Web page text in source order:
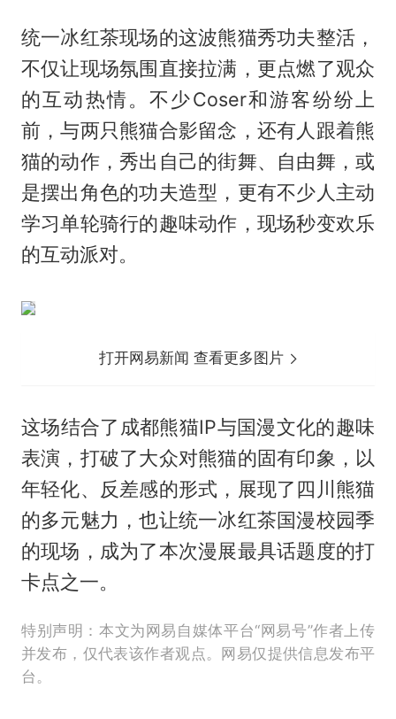
统一冰红茶现场的这波熊猫秀功夫整活，
不仅让现场氛围直接拉满，更点燃了观众
的互动热情。不少Coser和游客纷纷上
前，与两只熊猫合影留念，还有人跟着熊
猫的动作，秀出自己的街舞、自由舞，或
是摆出角色的功夫造型，更有不少人主动
学习单轮骑行的趣味动作，现场秒变欢乐
的互动派对。
打开网易新闻 查看更多图片
这场结合了成都熊猫IP与国漫文化的趣味
表演，打破了大众对熊猫的固有印象，以
年轻化、反差感的形式，展现了四川熊猫
的多元魅力，也让统一冰红茶国漫校园季
的现场，成为了本次漫展最具话题度的打
卡点之一。
特别声明：本文为网易自媒体平台“网易号”作者上传
并发布，仅代表该作者观点。网易仅提供信息发布平
台。